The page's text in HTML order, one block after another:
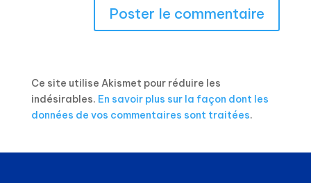
Ce site utilise Akismet pour réduire les
indésirables. En savoir plus sur la façon dont les
données de vos commentaires sont traitées.